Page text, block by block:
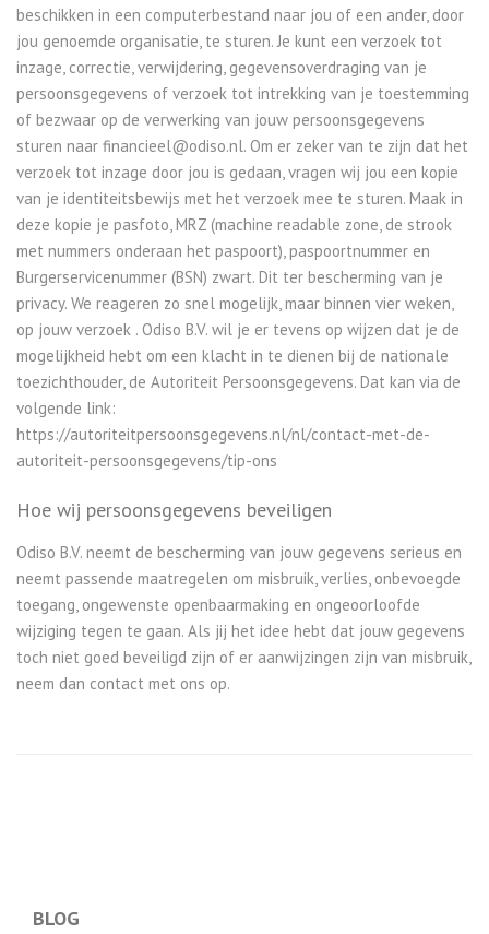
beschikken in een computerbestand naar jou of een ander, door
jou genoemde organisatie, te sturen. Je kunt een verzoek tot
inzage, correctie, verwijdering, gegevensoverdraging van je
persoonsgegevens of verzoek tot intrekking van je toestemming
of bezwaar op de verwerking van jouw persoonsgegevens
sturen naar financieel@odiso.nl. Om er zeker van te zijn dat het
verzoek tot inzage door jou is gedaan, vragen wij jou een kopie
van je identiteitsbewijs met het verzoek mee te sturen. Maak in
deze kopie je pasfoto, MRZ (machine readable zone, de strook
met nummers onderaan het paspoort), paspoortnummer en
Burgerservicenummer (BSN) zwart. Dit ter bescherming van je
privacy. We reageren zo snel mogelijk, maar binnen vier weken,
op jouw verzoek . Odiso B.V. wil je er tevens op wijzen dat je de
mogelijkheid hebt om een klacht in te dienen bij de nationale
toezichthouder, de Autoriteit Persoonsgegevens. Dat kan via de
volgende link:
https://autoriteitpersoonsgegevens.nl/nl/contact-met-de-
autoriteit-persoonsgegevens/tip-ons
Hoe wij persoonsgegevens beveiligen
Odiso B.V. neemt de bescherming van jouw gegevens serieus en
neemt passende maatregelen om misbruik, verlies, onbevoegde
toegang, ongewenste openbaarmaking en ongeoorloofde
wijziging tegen te gaan. Als jij het idee hebt dat jouw gegevens
toch niet goed beveiligd zijn of er aanwijzingen zijn van misbruik,
neem dan contact met ons op.
BLOG